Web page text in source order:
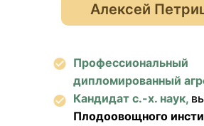
Алексей
Профессиональный
дипломированный
Кандидат с.-х. наук,
Плодоовощного